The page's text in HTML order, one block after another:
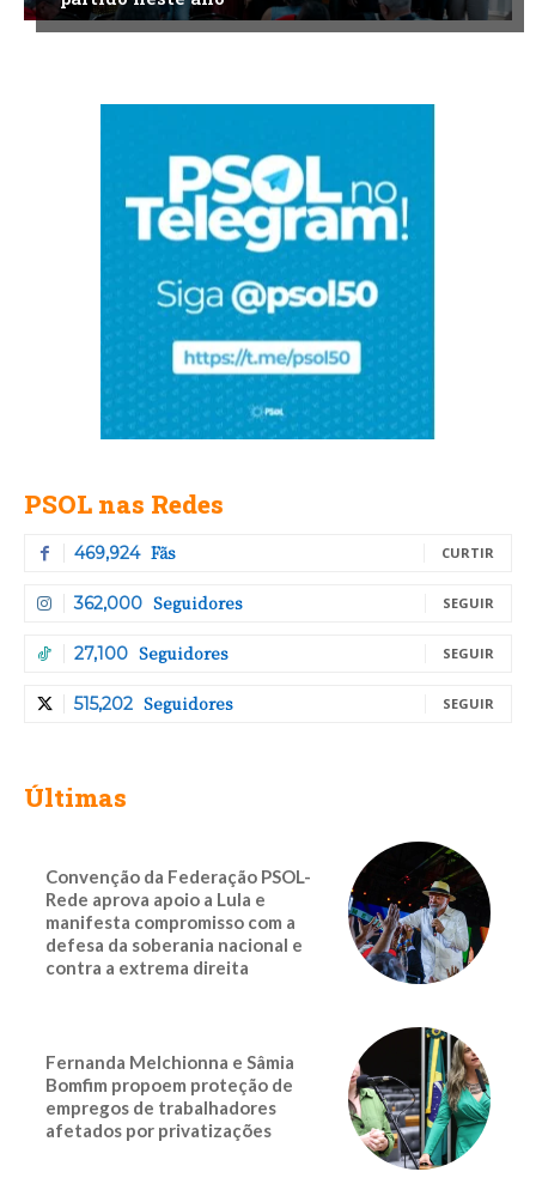
PSOL nas Redes
469,924 Fãs CURTIR
362,000 Seguidores SEGUIR
27,100 Seguidores SEGUIR
515,202 Seguidores SEGUIR
Últimas
Convenção da Federação PSOL-
Rede aprova apoio a Lula e
manifesta compromisso com a
defesa da soberania nacional e
contra a extrema direita
Fernanda Melchionna e Sâmia
Bomfim propoem proteção de
empregos de trabalhadores
afetados por privatizações